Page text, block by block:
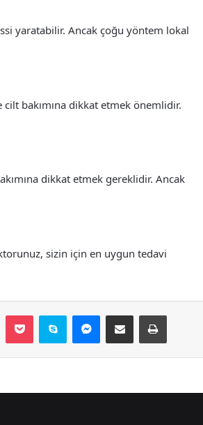
yaratabilir. Ancak çoğu yöntem lokal
bakımına dikkat etmek önemlidir.
dikkat etmek gereklidir. Ancak
sizin için en uygun tedavi
Odnoklassniki
Pocket Skype Messenger
E-Posta ile paylaş Yazdır